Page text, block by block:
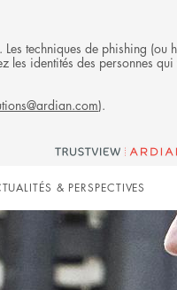
techniques de phishing (ou
identités des personnes
).
& PERSPECTIVES